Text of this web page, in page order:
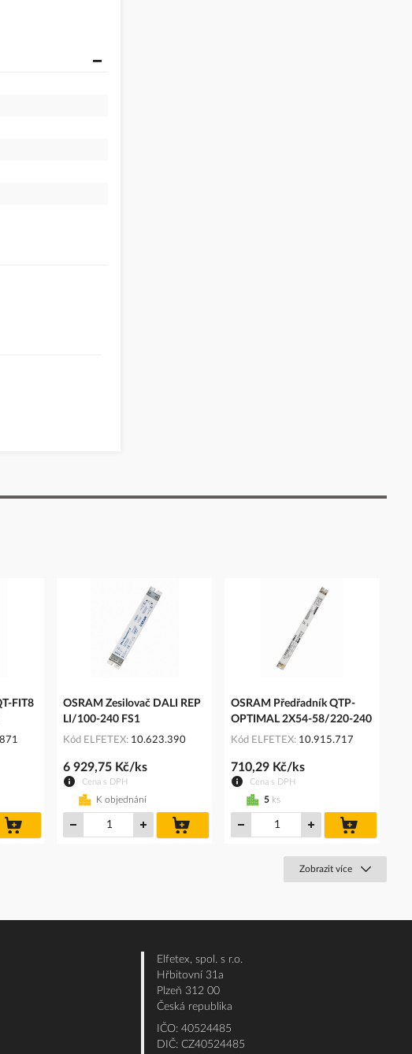
FIT8
košíku
OSRAM Zesilovač DALI REP
LI/100-240 FS1
Kód ELFETEX 10.623.390
Cena s DPH
6 929,75 Kč/ks
K objednání
košíku
OSRAM Předřadník QTP-
OPTIMAL 2X54-58/220-240
Kód ELFETEX 10.915.717
Cena s DPH
710,29 Kč/ks
5 ks
košíku
Zobrazit více
Elfetex, spol. s r.o.
Hřbitovní 31a
Plzeň 312 00
Česká republika
IČO: 40524485
DIČ: CZ40524485